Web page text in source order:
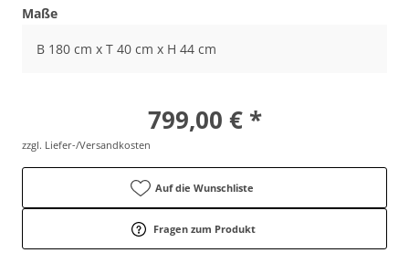
Maße
B 180 cm x T 40 cm x H 44 cm
799,00 € *
zzgl. Liefer-/Versandkosten
Auf die Wunschliste
Fragen zum Produkt